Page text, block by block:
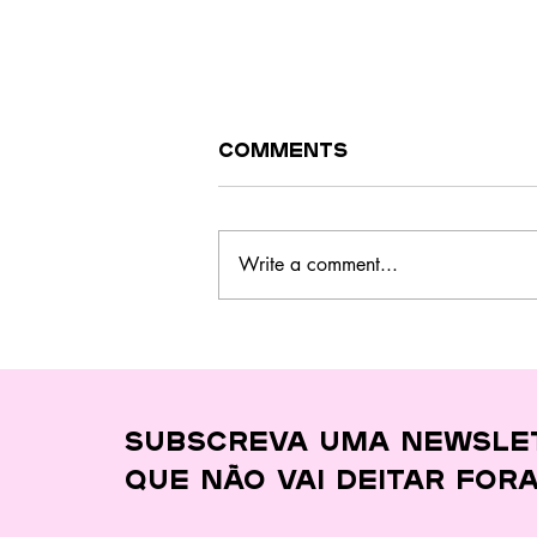
desperdiçar quase
nada
Comments
Write a comment...
Subscreva uma
que não vai deitar